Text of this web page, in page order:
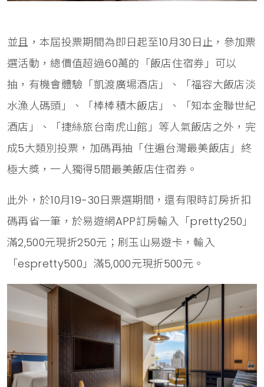
並且，本屆投票期間為即日起至10月30日止，參加票
選活動，總價值超過60萬的「飯店住宿券」可以
抽，有機會體驗「凱渡廣場酒店」、「福容大飯店淡
水漁人碼頭」、「棒棒積木飯店」、「知本金聯世紀
酒店」、「捷絲旅台南虎山館」等人氣飯店之外，完
成5大類別投票，加碼再抽「住遍台灣最美飯店」終
極大獎，一人獨得5間最美飯店住宿券。
此外，於10月19-30日票選期間，還有限時訂房折扣
碼再省一筆，於易遊網APP訂房輸入「pretty250」
滿2,500元現折250元；刷玉山易遊卡，輸入
「espretty500」滿5,000元現折500元。